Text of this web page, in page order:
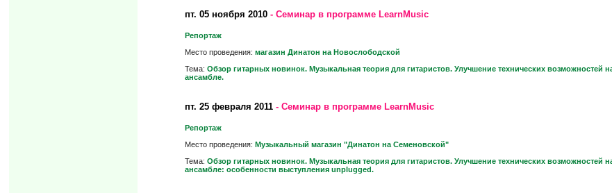
пт. 05 ноября 2010- Семинар в программе LearnMusic
Репортаж
Место проведения: магазин Динатон на Новослободской
Тема: Обзор гитарных новинок. Музыкальная теория для гитаристов. Улучшение технических возможностей
ансамбле.
пт. 25 февраля 2011- Семинар в программе LearnMusic
Репортаж
Место проведения: Музыкальный магазин "Динатон на Семеновской"
Тема: Обзор гитарных новинок. Музыкальная теория для гитаристов. Улучшение технических возможностей
ансамбле: особенности выступления unplugged.